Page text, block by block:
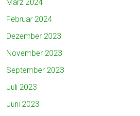
März 2024
Februar 2024
Dezember 2023
November 2023
September 2023
Juli 2023
Juni 2023